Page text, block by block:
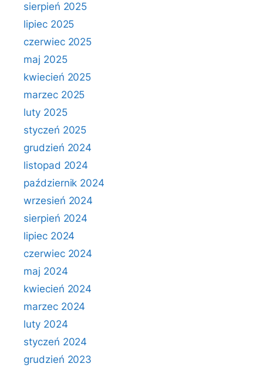
sierpień 2025
lipiec 2025
czerwiec 2025
maj 2025
kwiecień 2025
marzec 2025
luty 2025
styczeń 2025
grudzień 2024
listopad 2024
październik 2024
wrzesień 2024
sierpień 2024
lipiec 2024
czerwiec 2024
maj 2024
kwiecień 2024
marzec 2024
luty 2024
styczeń 2024
grudzień 2023